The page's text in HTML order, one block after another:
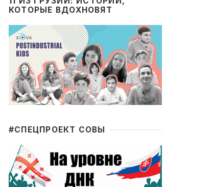
КОТОРЫЕ ВДОХНОВЯТ
#CПЕЦПРОЕКТ СОВЫ